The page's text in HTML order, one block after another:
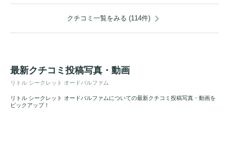
クチコミ一覧をみる (114件)
最新クチコミ投稿写真・動画
リトル シークレット オードパルファム
リトル シークレット オードパルファムについての最新クチコミ投稿写真・動画を
ピックアップ！